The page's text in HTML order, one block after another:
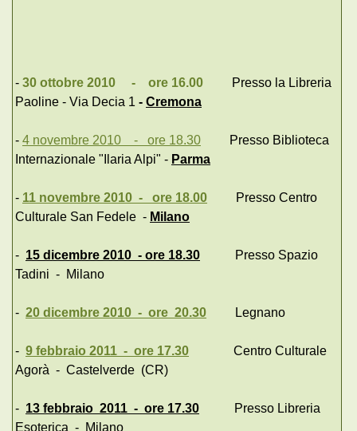
- 30 ottobre 2010 - ore 16.00
Presso la Libreria
Paoline - Via Decia 1 - Cremona
- 4 novembre 2010 - ore 18.30 Presso Biblioteca
Internazionale "Ilaria Alpi" - Parma
- 11 novembre 2010 - ore 18.00 Presso Centro
Culturale San Fedele - Milano
- 15 dicembre 2010 - ore 18.30 Presso Spazio
Tadini - Milano
- 20 dicembre 2010 - ore 20.30 Legnano
- 9 febbraio 2011 - ore 17.30 Centro Culturale
Agorà - Castelverde (CR)
- 13 febbraio 2011 - ore 17.30 Presso Libreria
Esoterica - Milano